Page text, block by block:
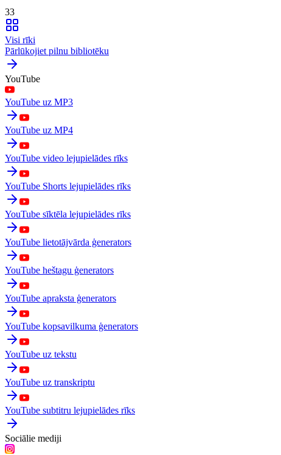
33
Visi rīki
Pārlūkojiet pilnu bibliotēku
YouTube
YouTube uz MP3
YouTube uz MP4
YouTube video lejupielādes rīks
YouTube Shorts lejupielādes rīks
YouTube sīktēla lejupielādes rīks
YouTube lietotājvārda ģenerators
YouTube heštagu ģenerators
YouTube apraksta ģenerators
YouTube kopsavilkuma ģenerators
YouTube uz tekstu
YouTube uz transkriptu
YouTube subtitru lejupielādes rīks
Sociālie mediji